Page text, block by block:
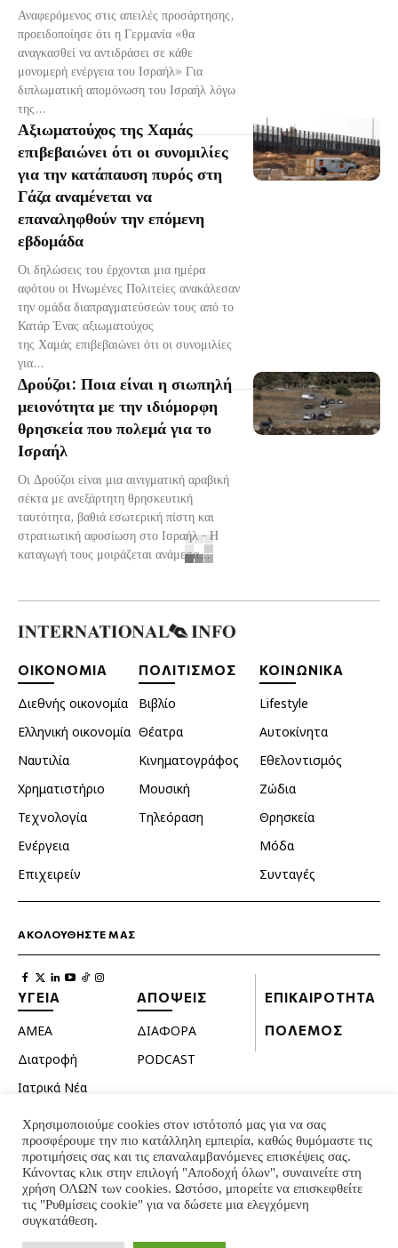
Αναφερόμενος στις απειλές προσάρτησης,
προειδοποίησε ότι η Γερμανία «θα
αναγκασθεί να αντιδράσει σε κάθε
μονομερή ενέργεια του Ισραήλ» Για
διπλωματική απομόνωση του Ισραήλ λόγω
της...
Αξιωματούχος της Χαμάς
επιβεβαιώνει ότι οι συνομιλίες
για την κατάπαυση πυρός στη
Γάζα αναμένεται να
επαναληφθούν την επόμενη
εβδομάδα
Οι δηλώσεις του έρχονται μια ημέρα
αφότου οι Ηνωμένες Πολιτείες ανακάλεσαν
την ομάδα διαπραγματεύσεών τους από το
Κατάρ Ένας αξιωματούχος
της Χαμάς επιβεβαιώνει ότι οι συνομιλίες
για...
Δρούζοι: Ποια είναι η σιωπηλή
μειονότητα με την ιδιόμορφη
θρησκεία που πολεμά για το
Ισραήλ
Οι Δρούζοι είναι μια αινιγματική αραβική
σέκτα με ανεξάρτητη θρησκευτική
ταυτότητα, βαθιά εσωτερική πίστη και
στρατιωτική αφοσίωση στο Ισραήλ - Η
καταγωγή τους μοιράζεται ανάμεσα...
ΟΙΚΟΝΟΜΙΑ
Διεθνής οικονομία
Ελληνική οικονομία
Ναυτιλία
Χρηματιστήριο
Τεχνολογία
Ενέργεια
Επιχειρείν
ΠΟΛΙΤΙΣΜΟΣ
Βιβλίο
Θέατρα
Κινηματογράφος
Μουσική
Τηλεόραση
ΚΟΙΝΩΝΙΚΑ
Lifestyle
Αυτοκίνητα
Εθελοντισμός
Ζώδια
Θρησκεία
Μόδα
Συνταγές
ΑΚΟΛΟΥΘΗΣΤΕ ΜΑΣ
ΥΓΕΙΑ
ΑΜΕΑ
Διατροφή
Ιατρικά Νέα
Κατοικίδια
Ομορφιά
Σεξουαλική ζωή
Ψυχολογία
ΑΠΟΨΕΙΣ
ΔΙΑΦΟΡΑ
PODCAST
ΕΠΙΚΑΙΡΟΤΗΤΑ
ΠΟΛΕΜΟΣ
Χρησιμοποιούμε cookies στον ιστότοπό μας για να σας
προσφέρουμε την πιο κατάλληλη εμπειρία, καθώς θυμόμαστε τις
προτιμήσεις σας και τις επαναλαμβανόμενες επισκέψεις σας.
Κάνοντας κλικ στην επιλογή "Αποδοχή όλων", συναινείτε στη
χρήση ΟΛΩΝ των cookies. Ωστόσο, μπορείτε να επισκεφθείτε
τις "Ρυθμίσεις cookie" για να δώσετε μια ελεγχόμενη
συγκατάθεση.